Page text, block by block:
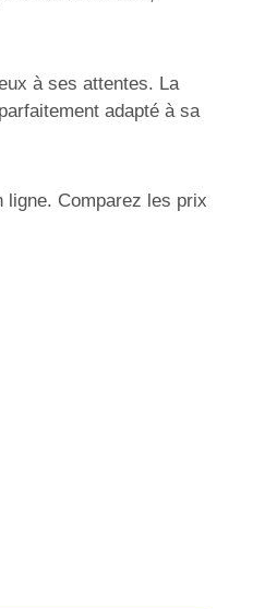
à ses attentes. La
adapté à sa
ligne. Comparez les prix